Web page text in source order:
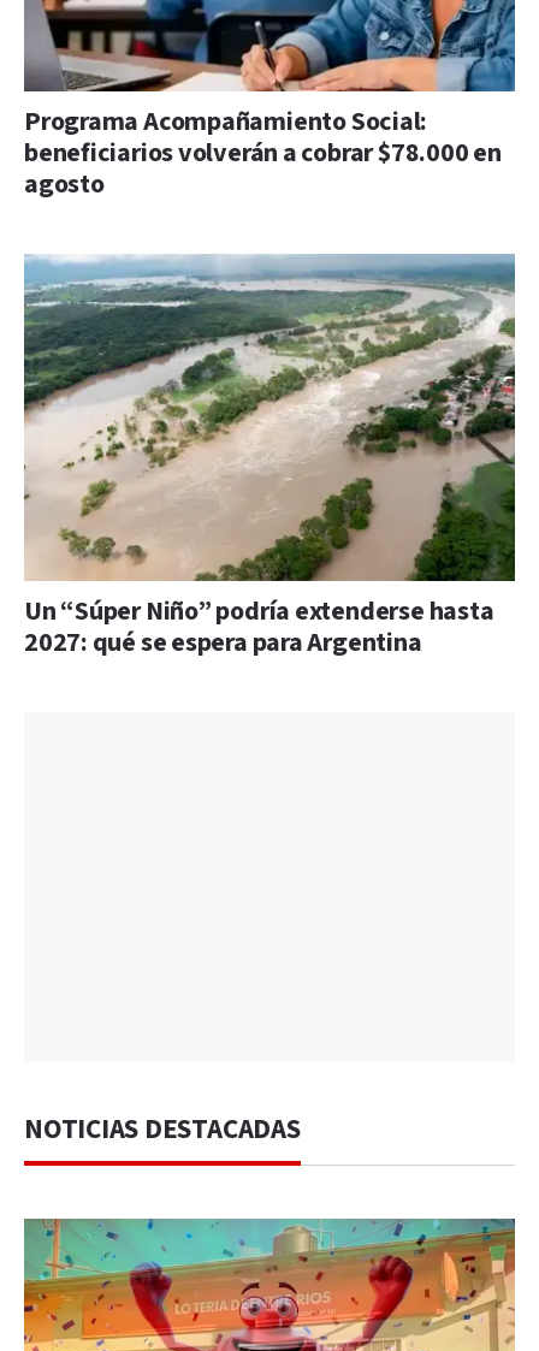
Programa Acompañamiento Social:
beneficiarios volverán a cobrar $78.000 en
agosto
Un “Súper Niño” podría extenderse hasta
2027: qué se espera para Argentina
NOTICIAS DESTACADAS